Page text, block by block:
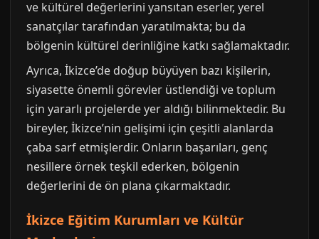
ve kültürel değerlerini yansıtan eserler, yerel
sanatçılar tarafından yaratılmakta; bu da
bölgenin kültürel derinliğine katkı sağlamaktadır.
Ayrıca, İkizce’de doğup büyüyen bazı kişilerin,
siyasette önemli görevler üstlendiği ve toplum
için yararlı projelerde yer aldığı bilinmektedir. Bu
bireyler, İkizce’nin gelişimi için çeşitli alanlarda
çaba sarf etmişlerdir. Onların başarıları, genç
nesillere örnek teşkil ederken, bölgenin
değerlerini de ön plana çıkarmaktadır.
İkizce Eğitim Kurumları ve Kültür